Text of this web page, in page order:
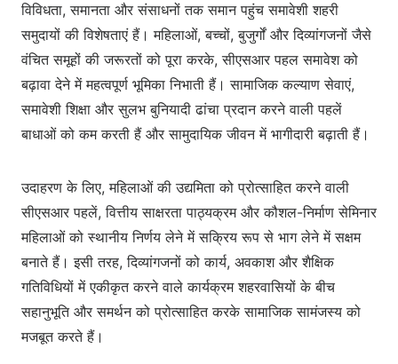
विविधता, समानता और संसाधनों तक समान पहुंच समावेशी शहरी
समुदायों की विशेषताएं हैं। महिलाओं, बच्चों, बुजुर्गों और दिव्यांगजनों जैसे
वंचित समूहों की जरूरतों को पूरा करके, सीएसआर पहल समावेश को
बढ़ावा देने में महत्वपूर्ण भूमिका निभाती हैं। सामाजिक कल्याण सेवाएं,
समावेशी शिक्षा और सुलभ बुनियादी ढांचा प्रदान करने वाली पहलें
बाधाओं को कम करती हैं और सामुदायिक जीवन में भागीदारी बढ़ाती हैं।
उदाहरण के लिए, महिलाओं की उद्यमिता को प्रोत्साहित करने वाली
सीएसआर पहलें, वित्तीय साक्षरता पाठ्यक्रम और कौशल-निर्माण सेमिनार
महिलाओं को स्थानीय निर्णय लेने में सक्रिय रूप से भाग लेने में सक्षम
बनाते हैं। इसी तरह, दिव्यांगजनों को कार्य, अवकाश और शैक्षिक
गतिविधियों में एकीकृत करने वाले कार्यक्रम शहरवासियों के बीच
सहानुभूति और समर्थन को प्रोत्साहित करके सामाजिक सामंजस्य को
मजबूत करते हैं।